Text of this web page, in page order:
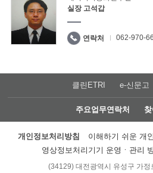
실장 고석갑
연락처 062-970-
클린ETRI e-신문고
주요업무연락처
개인정보처리방침 이해하기 쉬운 개
영상정보처리기기 운영ㆍ관리
(34129) 대전광역시 유성구 가정